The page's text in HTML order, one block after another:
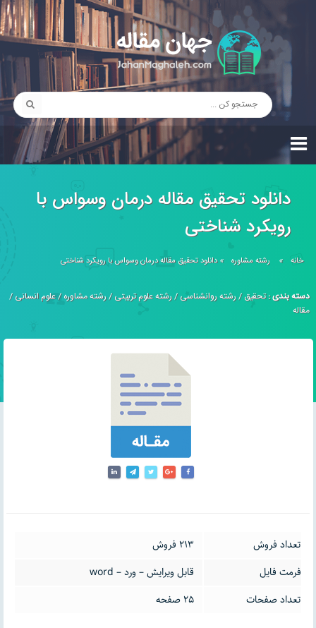
دانلود تحقیق مقاله درمان وسواس با
رویکرد شناختی
خانه » رشته مشاوره »دانلود تحقیق مقاله درمان وسواس با رویکرد شناختی
دسته بندی :تحقیق/رشته روانشناسی/رشته علوم تربیتی/رشته مشاوره/علوم انسانی/
مقاله
تعداد فروش
213 فروش
فرمت فایل
قابل ویرایش – ورد – word
تعداد صفحات
25 صفحه